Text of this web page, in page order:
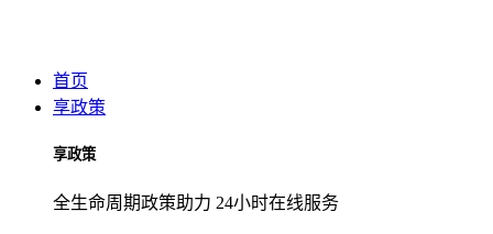
首页
享政策
享政策
全生命周期政策助力 24小时在线服务